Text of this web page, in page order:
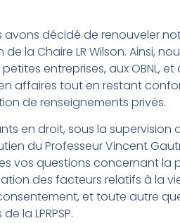
avons décidé de renouveler
de la Chaire LR Wilson. Ainsi,
entreprises, aux OBNL,
affaires tout en restant
de renseignements privés.
en droit, sous la supervision
du Professeur Vincent
vos questions concernant la
des facteurs relatifs à la
et toute autre
la LPRPSP.